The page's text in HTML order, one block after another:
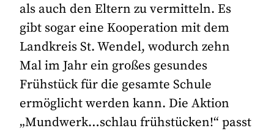
als auch den Eltern zu vermitteln. Es
gibt sogar eine Kooperation mit dem
Landkreis St. Wendel, wodurch zehn
Mal im Jahr ein großes gesundes
Frühstück für die gesamte Schule
ermöglicht werden kann. Die Aktion
„Mundwerk…schlau frühstücken!“ passt